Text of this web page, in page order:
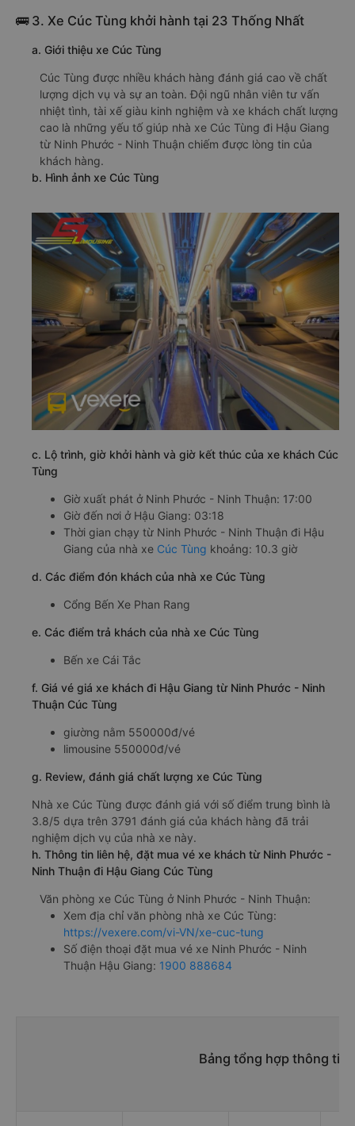
🚌 3. Xe Cúc Tùng khởi hành tại 23 Thống Nhất
a. Giới thiệu xe Cúc Tùng
Cúc Tùng được nhiều khách hàng đánh giá cao về chất
lượng dịch vụ và sự an toàn. Đội ngũ nhân viên tư vấn
nhiệt tình, tài xế giàu kinh nghiệm và xe khách chất lượng
cao là những yếu tố giúp nhà xe Cúc Tùng đi Hậu Giang
từ Ninh Phước - Ninh Thuận chiếm được lòng tin của
khách hàng.
b. Hình ảnh xe Cúc Tùng
c. Lộ trình, giờ khởi hành và giờ kết thúc của xe khách Cúc
Tùng
Giờ xuất phát ở Ninh Phước - Ninh Thuận: 17:00
Giờ đến nơi ở Hậu Giang: 03:18
Thời gian chạy từ Ninh Phước - Ninh Thuận đi Hậu
Giang của nhà xe Cúc Tùng khoảng: 10.3 giờ
d. Các điểm đón khách của nhà xe Cúc Tùng
Cổng Bến Xe Phan Rang
e. Các điểm trả khách của nhà xe Cúc Tùng
Bến xe Cái Tắc
f. Giá vé giá xe khách đi Hậu Giang từ Ninh Phước - Ninh
Thuận Cúc Tùng
giường nằm 550000đ/vé
limousine 550000đ/vé
g. Review, đánh giá chất lượng xe Cúc Tùng
Nhà xe Cúc Tùng được đánh giá với số điểm trung bình là
3.8/5 dựa trên 3791 đánh giá của khách hàng đã trải
nghiệm dịch vụ của nhà xe này.
h. Thông tin liên hệ, đặt mua vé xe khách từ Ninh Phước -
Ninh Thuận đi Hậu Giang Cúc Tùng
Văn phòng xe Cúc Tùng ở Ninh Phước - Ninh Thuận:
Xem địa chỉ văn phòng nhà xe Cúc Tùng:
https://vexere.com/vi-VN/xe-cuc-tung
Số điện thoại đặt mua vé xe Ninh Phước - Ninh
Thuận Hậu Giang: 1900 888684
Bảng tổng hợp thông tin